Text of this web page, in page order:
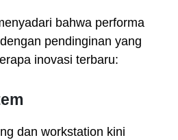
bahwa performa
pendinginan yang
inovasi terbaru:
dan workstation kini